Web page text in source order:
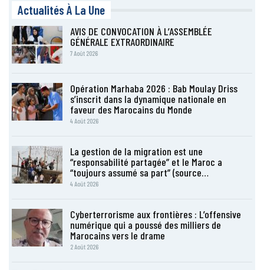
Actualités À La Une
AVIS DE CONVOCATION À L’ASSEMBLÉE
GÉNÉRALE EXTRAORDINAIRE
7 Août 2026
Opération Marhaba 2026 : Bab Moulay Driss
s’inscrit dans la dynamique nationale en
faveur des Marocains du Monde
4 Août 2026
La gestion de la migration est une
“responsabilité partagée” et le Maroc a
“toujours assumé sa part” (source…
4 Août 2026
Cyberterrorisme aux frontières : L’offensive
numérique qui a poussé des milliers de
Marocains vers le drame
2 Août 2026